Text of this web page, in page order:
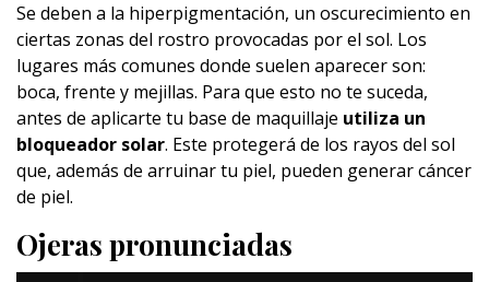
Se deben a la hiperpigmentación, un oscurecimiento en
ciertas zonas del rostro provocadas por el sol. Los
lugares más comunes donde suelen aparecer son:
boca, frente y mejillas. Para que esto no te suceda,
antes de aplicarte tu base de maquillaje utiliza un
bloqueador solar. Este protegerá de los rayos del sol
que, además de arruinar tu piel, pueden generar cáncer
de piel.
Ojeras pronunciadas